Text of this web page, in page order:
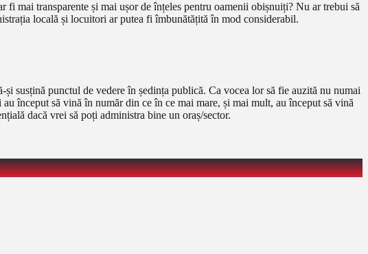
mai transparente și mai ușor de înțeles pentru oamenii obișnuiți? Nu ar trebui să
locală și locuitori ar putea fi îmbunătățită în mod considerabil.
susțină punctul de vedere în ședința publică. Ca vocea lor să fie auzită nu numai
început să vină în număr din ce în ce mai mare, și mai mult, au început să vină
dacă vrei să poți administra bine un oraș/sector.